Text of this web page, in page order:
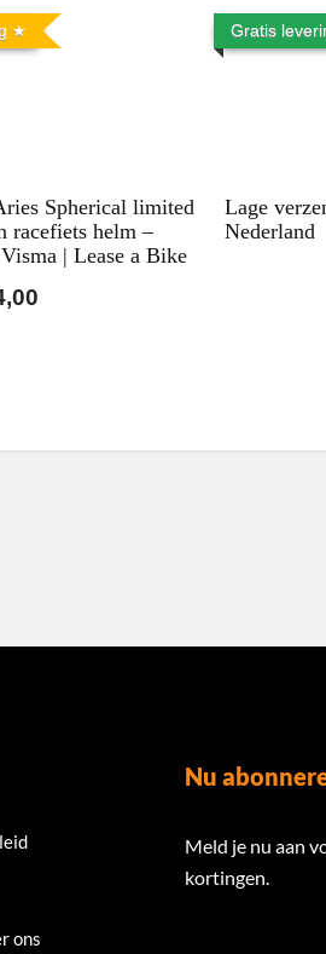
Spherical limited
racefiets helm –
| Lease a Bike
Gratis
Lage
Nederland
ons
Nu
Meld je nu aan
kortingen.